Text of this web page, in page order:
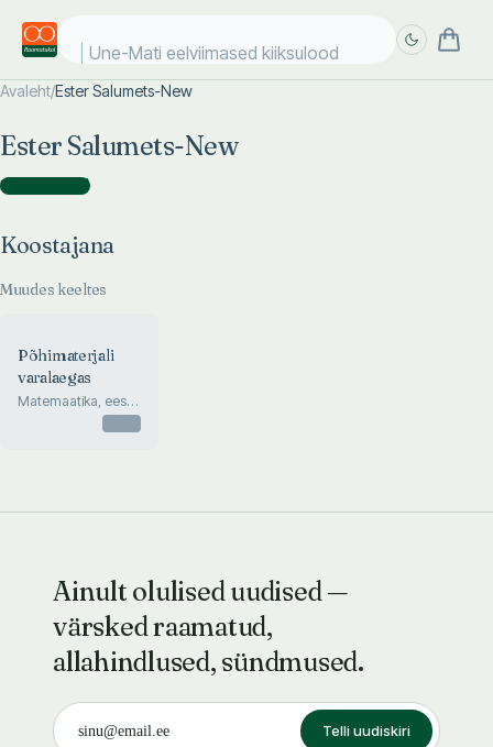
Une-Mati eelviimased kiiksulood
Avaleht/Ester Salumets-New
Ester Salumets-New
Koostajana )
Koostajana
Muudes keeltes
Põhimaterjali
varalaegas
Matemaatika, eesti
keele ja inglise
keele põhimaterjal
Ainult olulised uudised —
värsked raamatud,
allahindlused, sündmused.
Telli uudiskiri